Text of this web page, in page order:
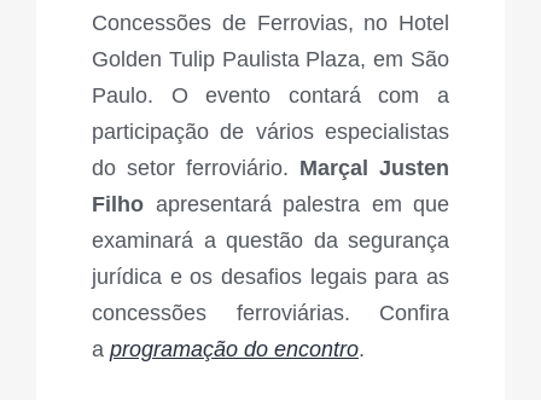
Concessões de Ferrovias, no Hotel
Golden Tulip Paulista Plaza, em São
Paulo. O evento contará com a
participação de vários especialistas
do setor ferroviário. Marçal Justen
Filho apresentará palestra em que
examinará a questão da segurança
jurídica e os desafios legais para as
concessões ferroviárias. Confira
a programação do encontro.